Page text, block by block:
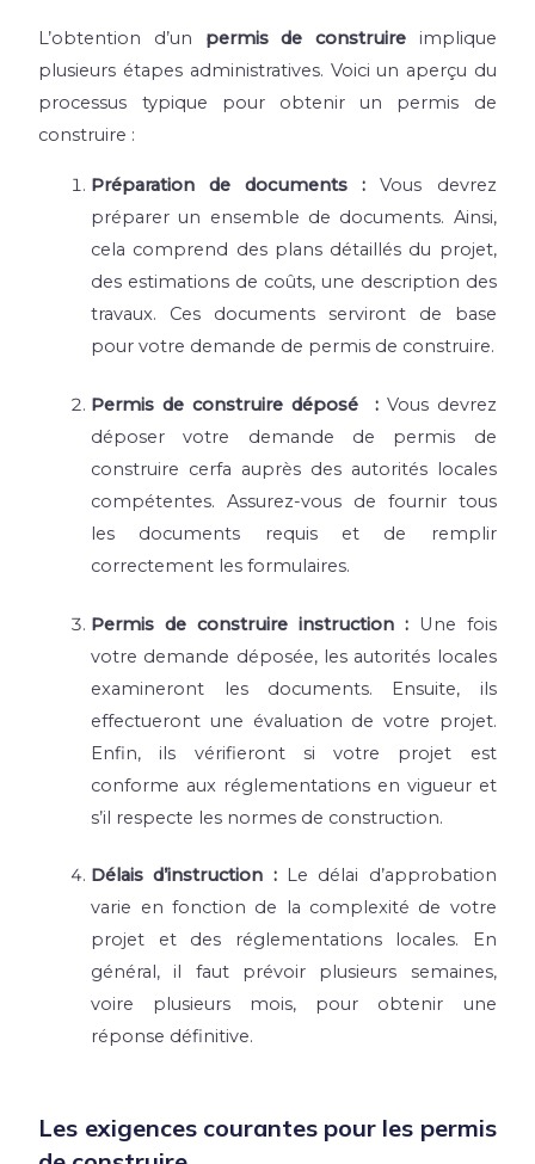
L’obtention d’un permis de construireimplique
plusieurs étapes administratives. Voici un aperçu du
processus typique pour obtenir un permis de
construire :
Préparation de documents :Vous devrez
préparer un ensemble de documents. Ainsi,
cela comprend des plans détaillés du projet,
des estimations de coûts, une description des
travaux. Ces documents serviront de base
pour votre demande de permis de construire.
Permis de construire déposé :Vous devrez
déposer votre demande de permis de
construire cerfa auprès des autorités locales
compétentes. Assurez-vous de fournir tous
les documents requis et de remplir
correctement les formulaires.
Permis de construire instruction :Une fois
votre demande déposée, les autorités locales
examineront les documents. Ensuite, ils
effectueront une évaluation de votre projet.
Enfin, ils vérifieront si votre projet est
conforme aux réglementations en vigueur et
s’il respecte les normes de construction.
Délais d’instruction :Le délai d’approbation
varie en fonction de la complexité de votre
projet et des réglementations locales. En
général, il faut prévoir plusieurs semaines,
voire plusieurs mois, pour obtenir une
réponse définitive.
Les exigences courantes pour les permis